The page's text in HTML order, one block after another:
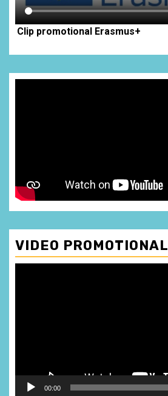
Clip promotional Erasmus+
VIDEO PROMOTIONAL
00:00